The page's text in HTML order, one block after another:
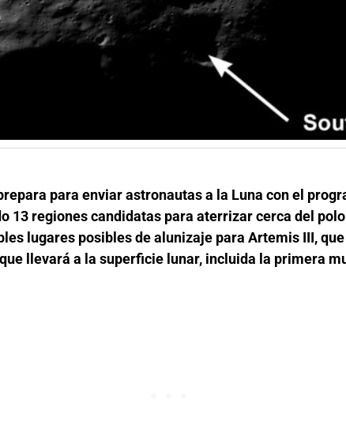
para enviar astronautas a la Luna con el
13 regiones candidatas para aterrizar cerca del
lugares posibles de alunizaje para Artemis III,
llevará a la superficie lunar, incluida la primera